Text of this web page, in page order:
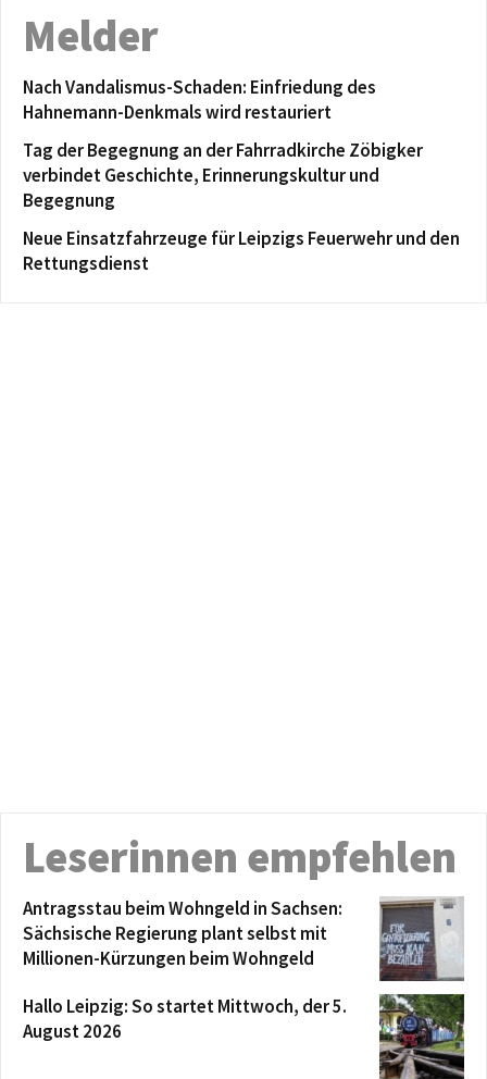
Melder
Nach Vandalismus-Schaden: Einfriedung des
Hahnemann-Denkmals wird restauriert
Tag der Begegnung an der Fahrradkirche Zöbigker
verbindet Geschichte, Erinnerungskultur und
Begegnung
Neue Einsatzfahrzeuge für Leipzigs Feuerwehr und den
Rettungsdienst
Leserinnen empfehlen
Antragsstau beim Wohngeld in Sachsen:
Sächsische Regierung plant selbst mit
Millionen-Kürzungen beim Wohngeld
Hallo Leipzig: So startet Mittwoch, der 5.
August 2026